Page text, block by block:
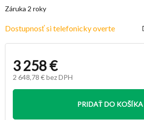
Dostupnosť si telefonicky overte
3 258 €
2 648,78 € bez DPH
Jednotková
PRIDAŤ DO KOŠÍKA
Záruka 2 roky
5